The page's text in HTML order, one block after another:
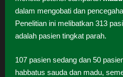
dalam mengobati dan
Penelitian ini melibatkan 313
adalah pasien tingkat parah.
107 pasien sedang dan 50
habbatus sauda dan madu,